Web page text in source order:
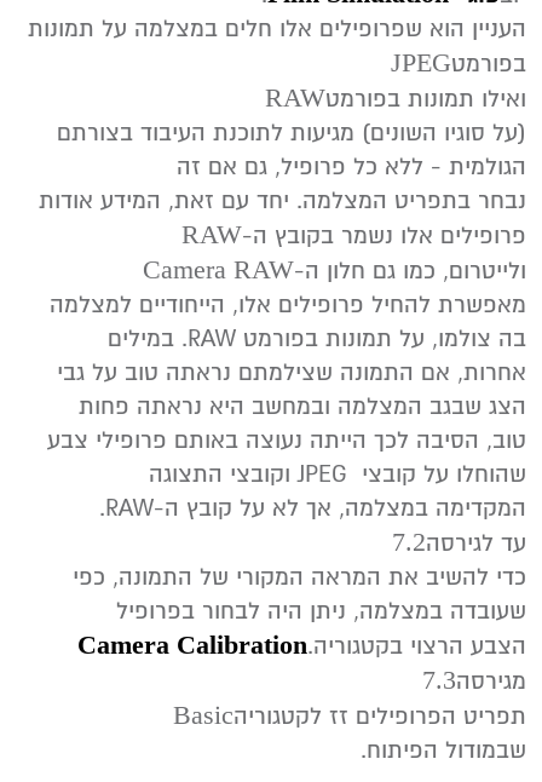
‬בפורמט‭ ‬JPEG‭
‬ואילו‭ ‬תמונות‭ ‬בפורמט‭ ‬ RAW‭
‬הגולמית‭- ‬ ללא‭ ‬כל‭ ‬פרופיל‭,‬ גם‭ ‬אם‭ ‬זה‭
‬פרופילים‭ ‬אלו‭ ‬נשמר‭ ‬בקובץ‭ ‬ה‭‬
RAW‭-‬
ולייטרום‭,‬ כמו‭ ‬גם‭ ‬חלון‭ ‬ה-‭‬
Camera‭ ‬RAW
‬בה‭ ‬צולמו‭,‬ על‭ ‬תמונות‭ ‬בפורמט ‭.‬RAW ‬במילים‭
‬הצג‭ ‬שבגב‭ ‬המצלמה‭ ‬ובמחשב‭ ‬היא‭ ‬נראתה‭ ‬פחות‭
‬שהוחלו‭ ‬על‭ ‬קובצי‭ ‬JPEG ‭ ‬וקובצי‭ ‬התצוגה‭
‬המקדימה‭ ‬במצלמה‭,‬ אך‭ ‬לא‭ ‬על‭ ‬קובץ‭ ‬ה-‭‬RAW.‬
עד‭ ‬לגירסה‭ ‬
7‭.‬2‭
‬שעובדה‭ ‬במצלמה‭,‬ ניתן‭ ‬היה‭ ‬לבחור‭ ‬בפרופיל‭
‬הצבע‭ ‬הרצוי‭ ‬בקטגוריה‭‬.
Camera‭ ‬Calibration
מגירסה‭‬7‭.‬3‭
‬תפריט‭ ‬הפרופילים‭ ‬זז‭ ‬לקטגוריה‭ ‬ Basic‭
‬‭‬שבמודול‭ ‬הפיתוח‭.‬